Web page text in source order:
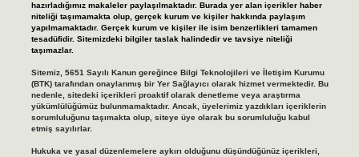
hazırladığımız makaleler paylaşılmaktadır. Burada yer alan içerikler haber
niteliği taşımamakta olup, gerçek kurum ve kişiler hakkında paylaşım
yapılmamaktadır. Gerçek kurum ve kişiler ile isim benzerlikleri tamamen
tesadüfidir. Sitemizdeki bilgiler taslak halindedir ve tavsiye niteliği
taşımazlar.
Sitemiz, 5651 Sayılı Kanun gereğince Bilgi Teknolojileri ve İletişim Kurumu
(BTK) tarafından onaylanmış bir Yer Sağlayıcı olarak hizmet vermektedir. Bu
nedenle, sitedeki içerikleri proaktif olarak denetleme veya araştırma
yükümlülüğümüz bulunmamaktadır. Ancak, üyelerimiz yazdıkları içeriklerin
sorumluluğunu taşımakta olup, siteye üye olarak bu sorumluluğu kabul
etmiş sayılırlar.
Hukuka ve yasal düzenlemelere aykırı olduğunu düşündüğünüz içerikleri,